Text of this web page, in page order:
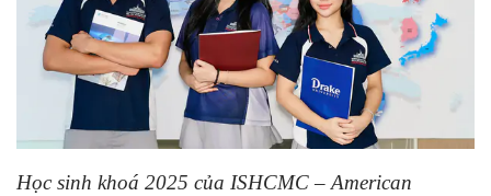
Học sinh khoá 2025 của ISHCMC – American